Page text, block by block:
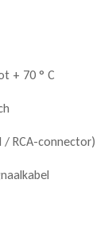
+ 70 ° C
/ RCA-connector)